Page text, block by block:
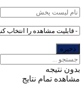
بدون نتیجه
مشاهده تمام نتایج